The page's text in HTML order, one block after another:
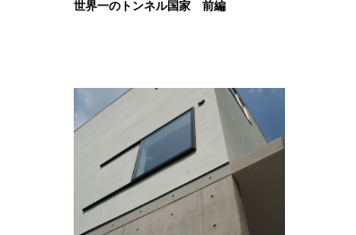
世界一のトンネル国家 前編